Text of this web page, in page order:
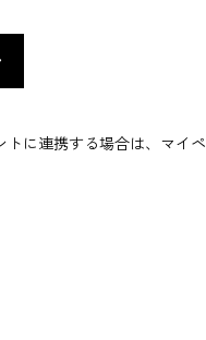
に連携する場合は、マイペ